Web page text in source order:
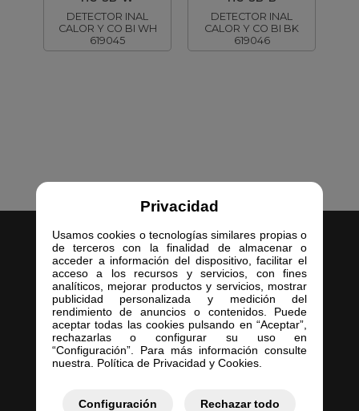
Privacidad
Usamos cookies o tecnologías similares propias o
de terceros con la finalidad de almacenar o
acceder a información del dispositivo, facilitar el
acceso a los recursos y servicios, con fines
analíticos, mejorar productos y servicios, mostrar
publicidad personalizada y medición del
rendimiento de anuncios o contenidos. Puede
aceptar todas las cookies pulsando en “Aceptar”,
rechazarlas o configurar su uso en
“Configuración”. Para más información consulte
nuestra. Política de Privacidad y Cookies.
Configuración Rechazar todo
DETECTOR INAL
CALOR Y CO BI WH
619045
DETECTOR INAL
CALOR Y CO BI BK
619046
Inicio
Empresa
Servicios
Contacto
Mis Presupuestos